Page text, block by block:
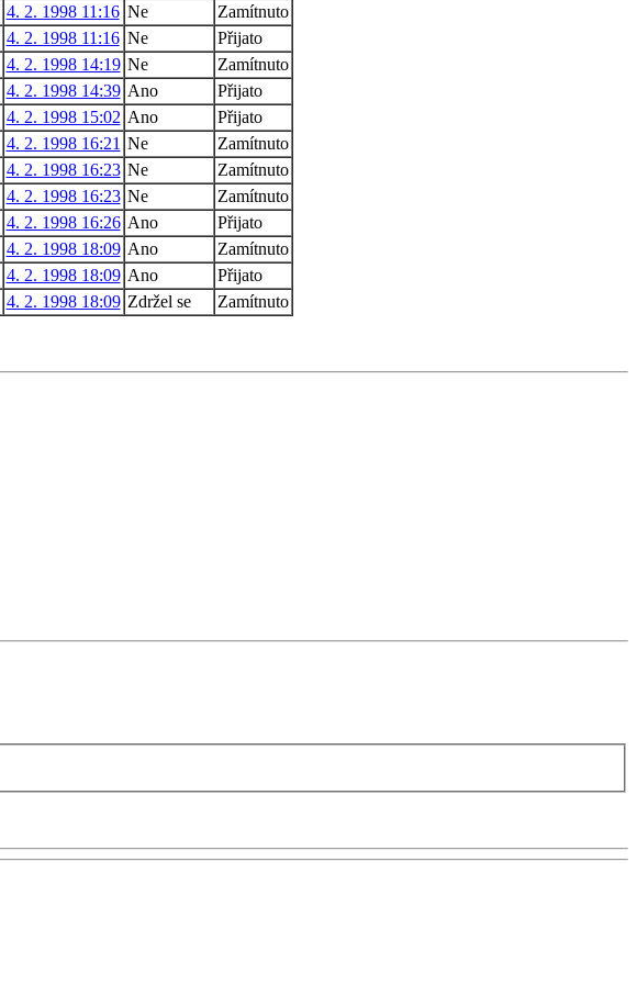
4. 2. 1998 11:16 Ne
Zamítnuto
4. 2. 1998 11:16 Ne
Přijato
4. 2. 1998 14:19 Ne
Zamítnuto
4. 2. 1998 14:39 Ano
Přijato
4. 2. 1998 15:02 Ano
Přijato
4. 2. 1998 16:21 Ne
Zamítnuto
4. 2. 1998 16:23 Ne
Zamítnuto
4. 2. 1998 16:23 Ne
Zamítnuto
4. 2. 1998 16:26 Ano
Přijato
4. 2. 1998 18:09 Ano
Zamítnuto
4. 2. 1998 18:09 Ano
Přijato
4. 2. 1998 18:09 Zdržel se Zamítnuto